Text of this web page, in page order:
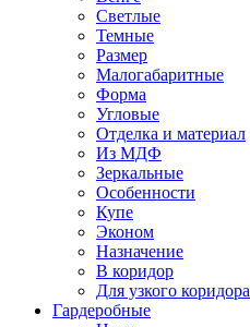
Светлые
Темные
Размер
Малогабаритные
Форма
Угловые
Отделка и материал
Из МДФ
Зеркальные
Особенности
Купе
Эконом
Назначение
В коридор
Для узкого коридора
Гардеробные